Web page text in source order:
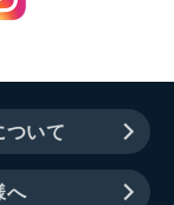
ついて
へ